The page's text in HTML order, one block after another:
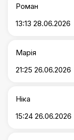
Роман
13:13 28.06.2026
Марія
21:25 26.06.2026
Ніка
15:24 26.06.2026